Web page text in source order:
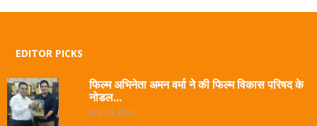
EDITOR PICKS
फिल्म अभिनेता अमन वर्मा ने की फिल्म विकास परिषद के
नोडल...
July 24, 2026